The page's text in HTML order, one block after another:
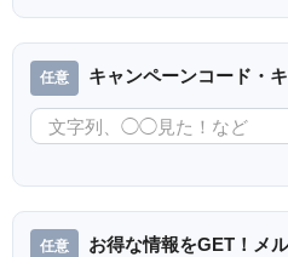
キャンペーンコード・
お得な情報をGET！メ